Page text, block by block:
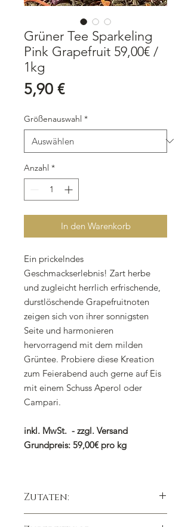
Grüner Tee Sparkeling
Pink Grapefruit 59,00€ /
1kg
5,90 €Preis
Größenauswahl *
Anzahl *
In den Warenkorb
Ein prickelndes
Geschmackserlebnis! Zart herbe
und zugleicht herrlich erfrischende,
durstlöschende Grapefruitnoten
zeigen sich von ihrer sonnigsten
Seite und harmonieren
hervorragend mit dem milden
Grüntee. Probiere diese Kreation
zum Feierabend auch gerne auf Eis
mit einem Schuss Aperol oder
Campari.
inkl. MwSt. - zzgl. Versand
Grundpreis: 59,00€ pro kg
Zutaten: